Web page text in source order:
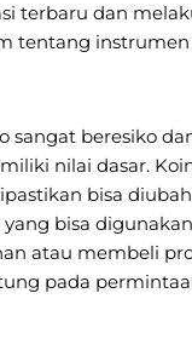
terbaru dan
tentang
sangat beresiko
nilai dasar.
bisa
yang bisa
atau membeli
pada